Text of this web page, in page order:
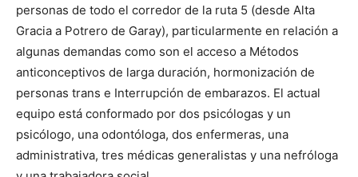
personas de todo el corredor de la ruta 5 (desde Alta
Gracia a Potrero de Garay), particularmente en relación a
algunas demandas como son el acceso a Métodos
anticonceptivos de larga duración, hormonización de
personas trans e Interrupción de embarazos. El actual
equipo está conformado por dos psicólogas y un
psicólogo, una odontóloga, dos enfermeras, una
administrativa, tres médicas generalistas y una nefróloga